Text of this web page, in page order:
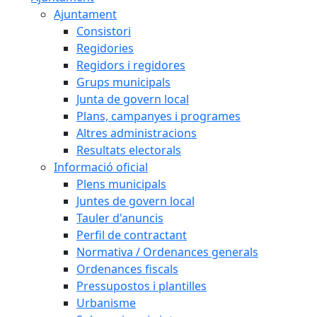
Ajuntament
Consistori
Regidories
Regidors i regidores
Grups municipals
Junta de govern local
Plans, campanyes i programes
Altres administracions
Resultats electorals
Informació oficial
Plens municipals
Juntes de govern local
Tauler d'anuncis
Perfil de contractant
Normativa / Ordenances generals
Ordenances fiscals
Pressupostos i plantilles
Urbanisme